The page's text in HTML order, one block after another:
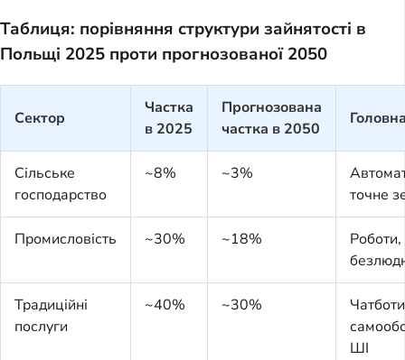
Таблиця: порівняння структури зайнятості в
Польщі 2025 проти прогнозованої 2050
Сектор
Частка
в 2025
Прогнозована
частка в 2050
Сільське
господарство
~8% ~3%
точне
Промисловість ~30% ~18%
Традиційні
послуги
~40% ~30%
ШІ